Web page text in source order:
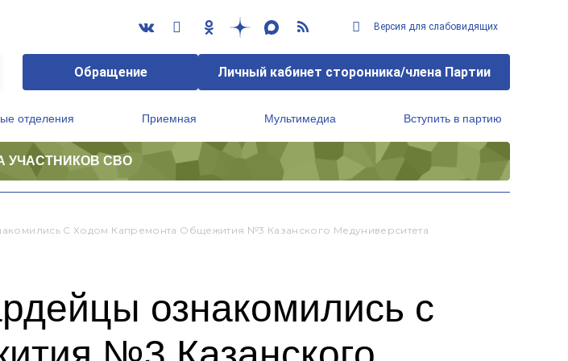
Версия для слабовидящих
Обращение Личный кабинет сторонника/члена Партии
отделения Приемная Мультимедиа Вступить в партию
УЧАСТНИКОВ СВО
С Ходом Капремонта Общежития №3 Казанского Медуниверситета
ознакомились с